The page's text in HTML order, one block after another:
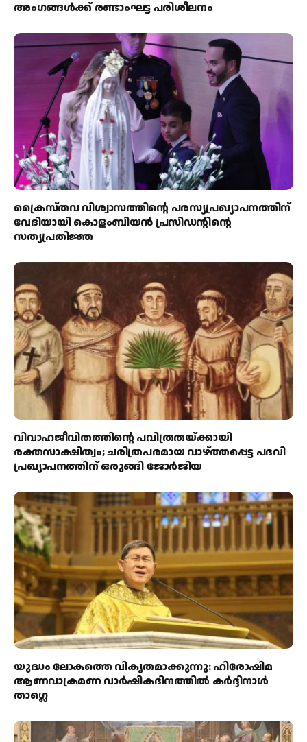
അംഗങ്ങൾക്ക് രണ്ടാംഘട്ട പരിശീലനം
ക്രൈസ്തവ വിശ്വാസത്തിന്റെ പരസ്യപ്രഖ്യാപനത്തിന്
വേദിയായി കൊളംബിയൻ പ്രസിഡന്റിന്റെ
സത്യപ്രതിജ്ഞ
വിവാഹജീവിതത്തിന്റെ പവിത്രതയ്ക്കായി
രക്തസാക്ഷിത്വം; ചരിത്രപരമായ വാഴ്ത്തപ്പെട്ട പദവി
പ്രഖ്യാപനത്തിന് ഒരുങ്ങി ജോര്‍ജിയ
യുദ്ധം ലോകത്തെ വികൃതമാക്കുന്നു: ഹിരോഷിമ
ആണവാക്രമണ വാർഷികദിനത്തിൽ കർദ്ദിനാൾ
താഗ്ലെ